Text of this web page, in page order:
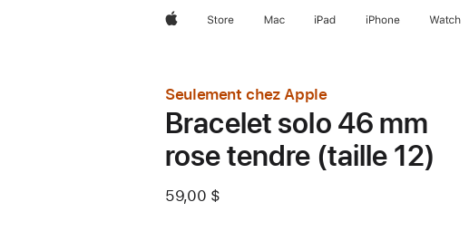
AppleStore Mac iPad iPhone Watch
Seulement chez Apple
Bracelet solo 46 mm
rose tendre (taille 12)
59,00 $